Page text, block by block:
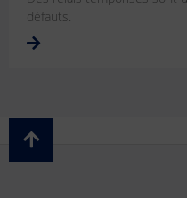
défauts.